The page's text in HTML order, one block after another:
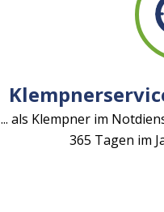
... als Klempner im
365 Tagen im